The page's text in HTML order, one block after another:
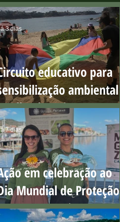
educativo para
ambiental
Ilha do Boi
3 dias
em celebração ao
Mundial de Proteção
Manguezais
7 dias